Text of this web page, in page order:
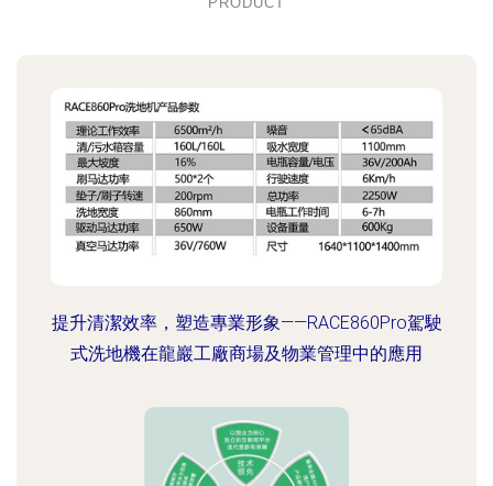
提升清潔效率，塑造專業形象——RACE860Pro駕駛
式洗地機在龍巖工廠商場及物業管理中的應用